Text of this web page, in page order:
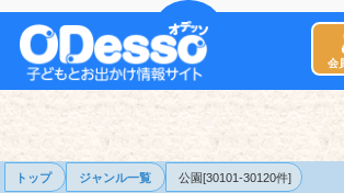
会
トップ ジャンル一覧 公園[30101-30120件]